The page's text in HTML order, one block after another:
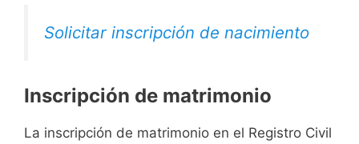
Solicitar inscripción de nacimiento
Inscripción de matrimonio
La inscripción de matrimonio en el Registro Civil